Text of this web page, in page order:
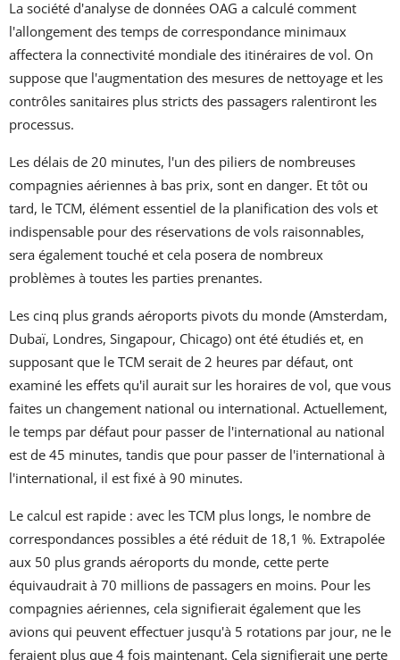
La société d'analyse de données OAG a calculé comment
l'allongement des temps de correspondance minimaux
affectera la connectivité mondiale des itinéraires de vol. On
suppose que l'augmentation des mesures de nettoyage et les
contrôles sanitaires plus stricts des passagers ralentiront les
processus.
Les délais de 20 minutes, l'un des piliers de nombreuses
compagnies aériennes à bas prix, sont en danger. Et tôt ou
tard, le TCM, élément essentiel de la planification des vols et
indispensable pour des réservations de vols raisonnables,
sera également touché et cela posera de nombreux
problèmes à toutes les parties prenantes.
Les cinq plus grands aéroports pivots du monde (Amsterdam,
Dubaï, Londres, Singapour, Chicago) ont été étudiés et, en
supposant que le TCM serait de 2 heures par défaut, ont
examiné les effets qu'il aurait sur les horaires de vol, que vous
faites un changement national ou international. Actuellement,
le temps par défaut pour passer de l'international au national
est de 45 minutes, tandis que pour passer de l'international à
l'international, il est fixé à 90 minutes.
Le calcul est rapide : avec les TCM plus longs, le nombre de
correspondances possibles a été réduit de 18,1 %. Extrapolée
aux 50 plus grands aéroports du monde, cette perte
équivaudrait à 70 millions de passagers en moins. Pour les
compagnies aériennes, cela signifierait également que les
avions qui peuvent effectuer jusqu'à 5 rotations par jour, ne le
feraient plus que 4 fois maintenant. Cela signifierait une perte